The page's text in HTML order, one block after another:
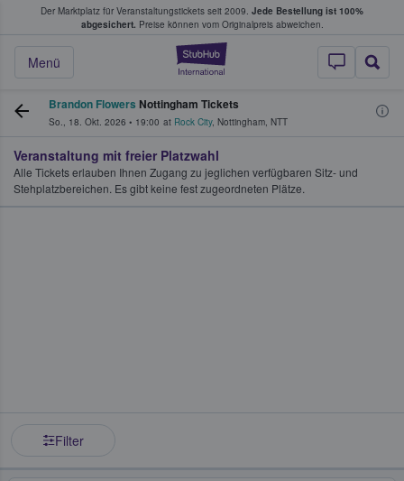
Der Marktplatz für Veranstaltungstickets seit 2009. Jede Bestellung ist 100%
abgesichert. Preise können vom Originalpreis abweichen.
StubHub - Wo
Menü
Tickets kaufen & verkaufen
Brandon Flowers Nottingham Tickets
So., 18. Okt. 2026 • 19:00 at Rock City, Nottingham, NTT
Veranstaltung mit freier Platzwahl
Alle Tickets erlauben Ihnen Zugang zu jeglichen verfügbaren Sitz- und
Stehplatzbereichen. Es gibt keine fest zugeordneten Plätze.
Filter